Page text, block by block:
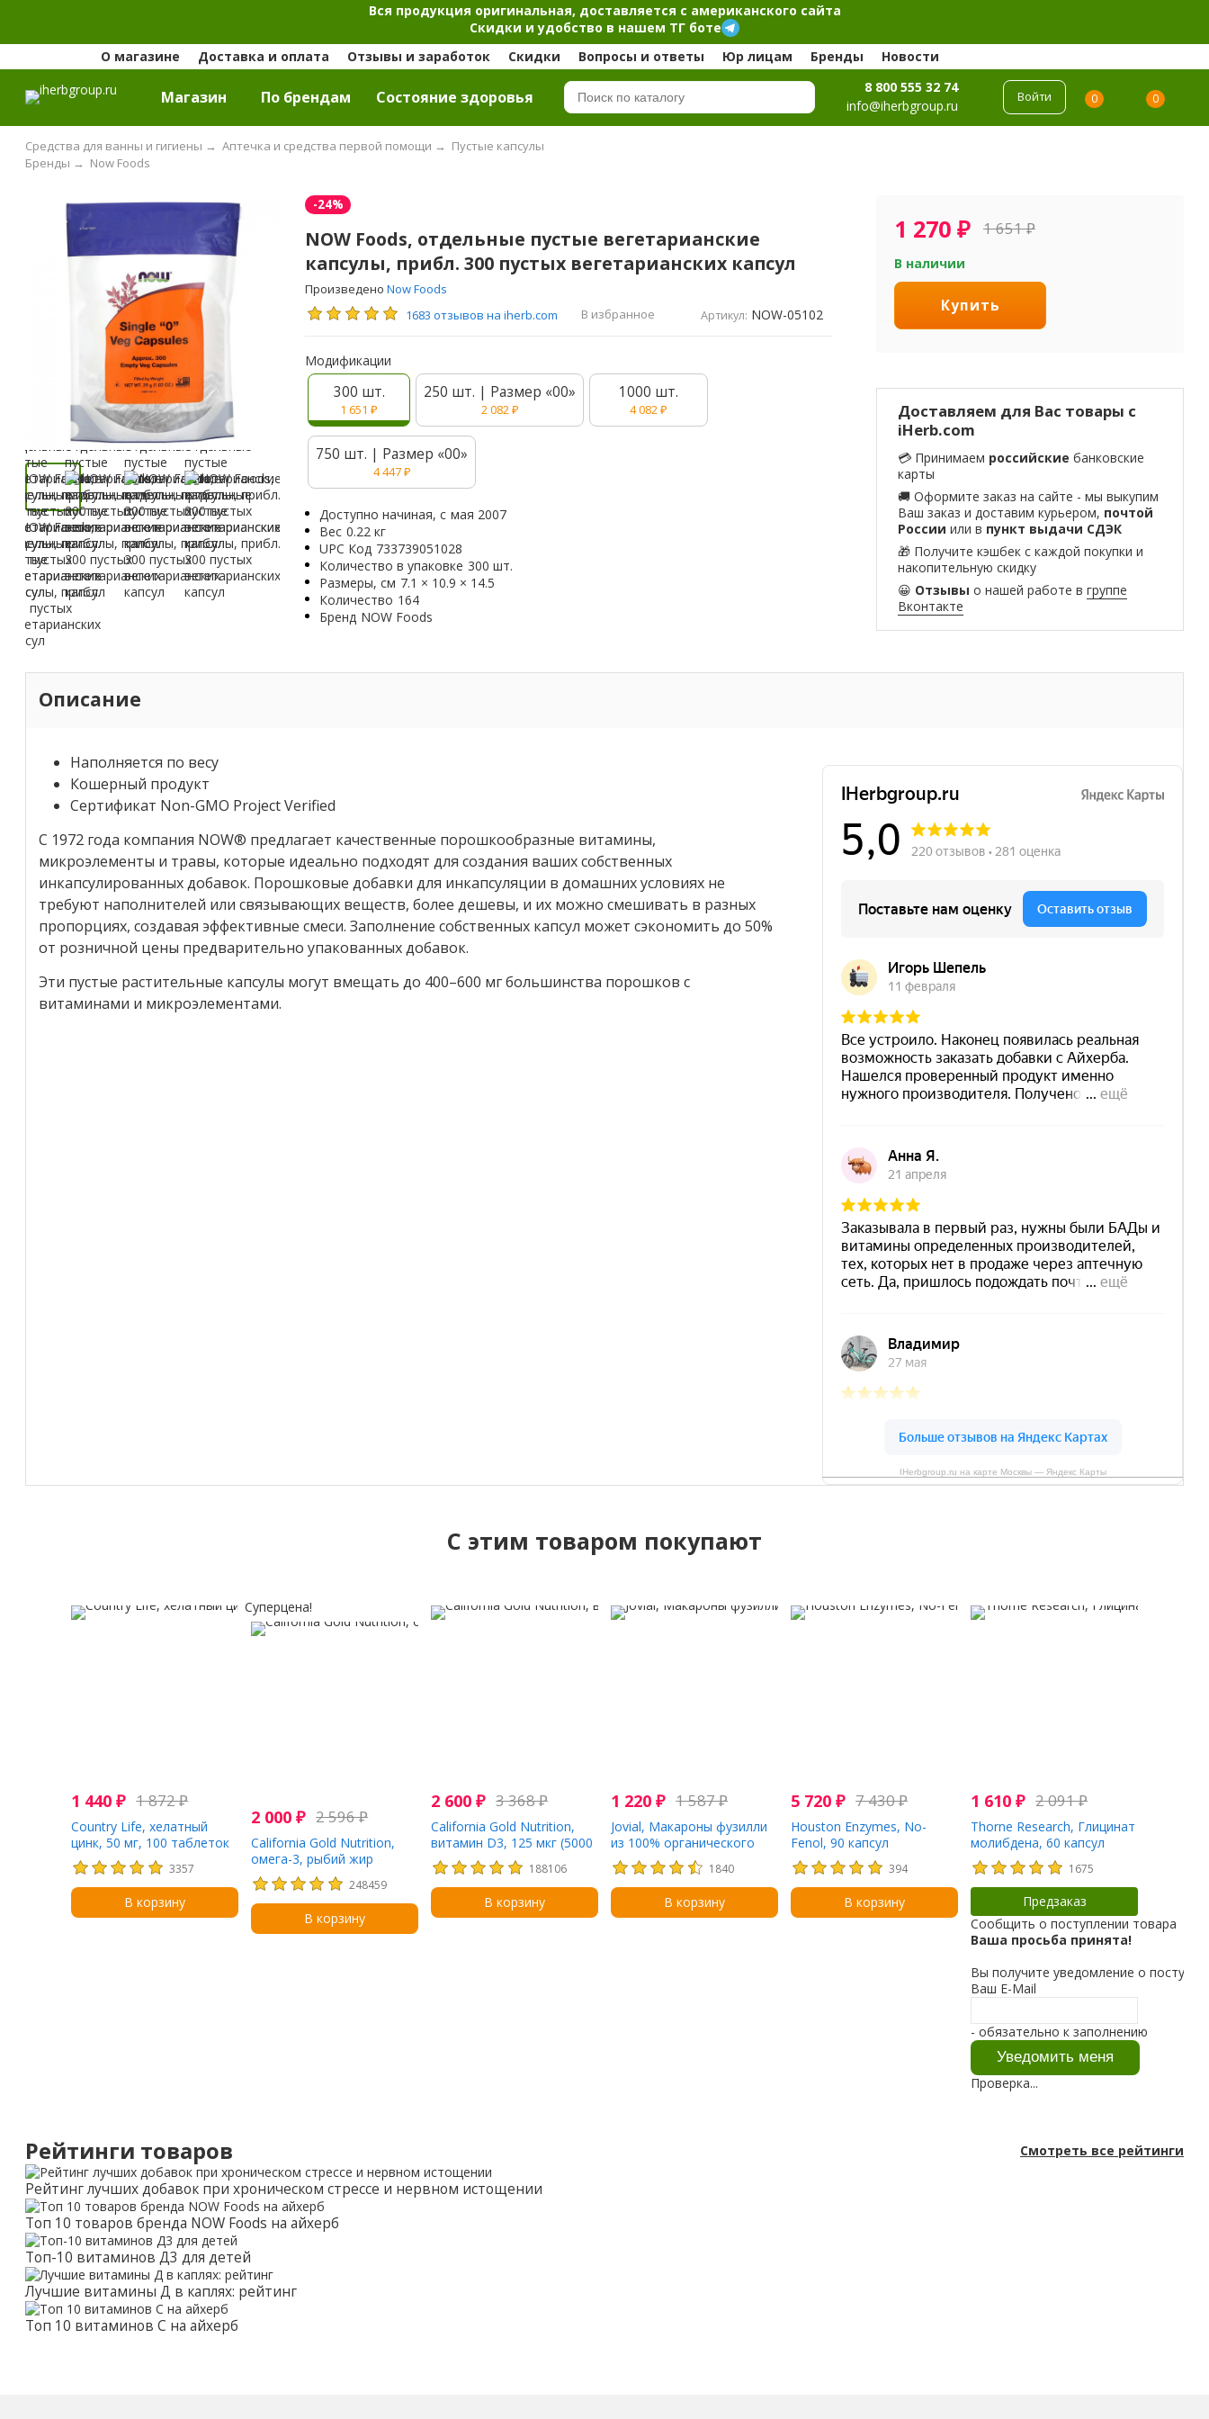
Вся продукция оригинальная, доставляется с американского сайта
Скидки и удобство в нашем ТГ боте
О магазине
Доставка и оплата Отзывы и заработок Скидки Вопросы и ответы Юр лицам Бренды Новости
Магазин По брендам Cостояние здоровья
8 800 555 32 74
info@iherbgroup.ru
Войти 0 0
Средства для ванны и гигиены → Аптечка и средства первой помощи → Пустые капсулы
Now Foods
Бренды →
-24%
NOW Foods, отдельные пустые вегетарианские
капсулы, прибл. 300 пустых вегетарианских капсул
ПроизведеноNow Foods
1683 отзывов на iherb.com
В избранное Артикул: NOW-05102
Модификации
300 шт.
1 651₽
250 шт. | Размер «00»
2 082₽
1000 шт.
4 082₽
750 шт. | Размер «00»
4 447₽
Доступно начиная, с мая 2007
Вес 0.22 кг
UPC Код 733739051028
Количество в упаковке 300 шт.
Размеры, см 7.1 × 10.9 × 14.5
Количество 164
Бренд NOW Foods
1 270 ₽ 1 651₽
В наличии
Купить
Доставляем для Вас товары с
iHerb.com
💳 Принимаем российские банковские
карты
🚚 Оформите заказ на сайте - мы выкупим
Ваш заказ и доставим курьером, почтой
России или в пункт выдачи СДЭК
🎁 Получите кэшбек с каждой покупки и
накопительную скидку
😀 Отзывы о нашей работе в группе
Вконтакте
Описание
Наполняется по весу
Кошерный продукт
Сертификат Non-GMO Project Verified
С 1972 года компания NOW® предлагает качественные порошкообразные витамины,
микроэлементы и травы, которые идеально подходят для создания ваших собственных
инкапсулированных добавок. Порошковые добавки для инкапсуляции в домашних условиях не
требуют наполнителей или связывающих веществ, более дешевы, и их можно смешивать в разных
пропорциях, создавая эффективные смеси. Заполнение собственных капсул может сэкономить до 50%
от розничной цены предварительно упакованных добавок.
Эти пустые растительные капсулы могут вмещать до 400–600 мг большинства порошков с
витаминами и микроэлементами.
IHerbgroup.ru на карте Москвы — Яндекс Карты
C этим товаром покупают
1 440 ₽ 1 872₽
Country Life, хелатный
цинк, 50 мг, 100 таблеток
3357
В корзину
Суперцена!
2 000 ₽ 2 596₽
California Gold Nutrition,
омега-3, рыбий жир
премиального качества,
180 мг ЭПК / 120 мг ДГК,
100 капсул из рыбьего
желатина
248459
В корзину
2 600 ₽ 3 368₽
California Gold Nutrition,
витамин D3, 125 мкг (5000
МЕ), 360 капсул из
рыбьего желатина188106
В корзину
1 220 ₽ 1 587₽
Jovial, Макароны фузилли
из 100% органического
бурого риса, 12 унц. (340 г)
1840
В корзину
5 720 ₽ 7 430₽
Houston Enzymes, No-
Fenol, 90 капсул
394
В корзину
1 610 ₽ 2 091₽
Thorne Research, Глицинат
молибдена, 60 капсул
1675
Предзаказ
Сообщить о поступлении товара
Ваша просьба принята!
Вы получите уведомление о
Ваш E-Mail
- обязательно к заполнению
Проверка...
Рейтинги товаров Смотреть все рейтинги
Рейтинг лучших добавок при хроническом стрессе и нервном истощении
Топ 10 товаров бренда NOW Foods на айхерб
Топ-10 витаминов Д3 для детей
Лучшие витамины Д в каплях: рейтинг
Топ 10 витаминов С на айхерб